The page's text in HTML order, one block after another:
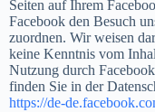
Seiten auf Ihrem
Facebook den Besuch
zuordnen. Wir weisen
keine Kenntnis vom
Nutzung durch
finden Sie in der
https://de-